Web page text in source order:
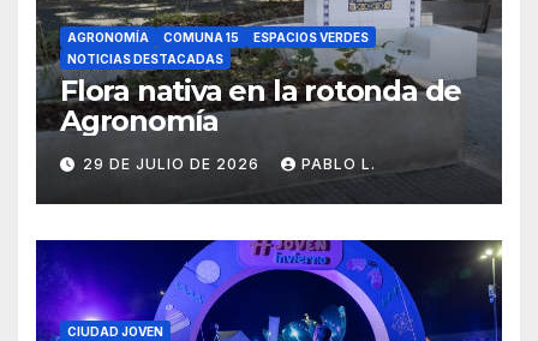
AGRONOMÍA COMUNA 15
ESPACIOS VERDES
NOTICIAS DESTACADAS
Flora nativa en la rotonda de
Agronomía
29 DE JULIO DE 2026 PABLO L.
CIUDAD JOVEN